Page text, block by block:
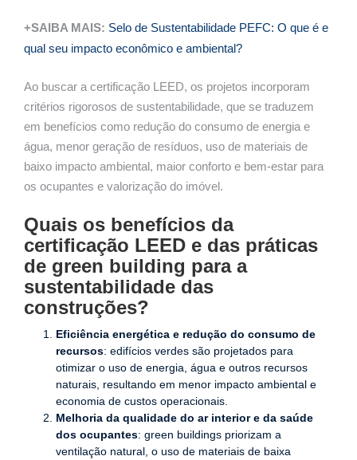
+SAIBA MAIS: Selo de Sustentabilidade PEFC: O que é e
qual seu impacto econômico e ambiental?
Ao buscar a certificação LEED, os projetos incorporam
critérios rigorosos de sustentabilidade, que se traduzem
em benefícios como redução do consumo de energia e
água, menor geração de resíduos, uso de materiais de
baixo impacto ambiental, maior conforto e bem-estar para
os ocupantes e valorização do imóvel.
Quais os benefícios da
certificação LEED e das práticas
de green building para a
sustentabilidade das
construções?
Eficiência energética e redução do consumo de
recursos: edifícios verdes são projetados para
otimizar o uso de energia, água e outros recursos
naturais, resultando em menor impacto ambiental e
economia de custos operacionais.
Melhoria da qualidade do ar interior e da saúde
dos ocupantes: green buildings priorizam a
ventilação natural, o uso de materiais de baixa